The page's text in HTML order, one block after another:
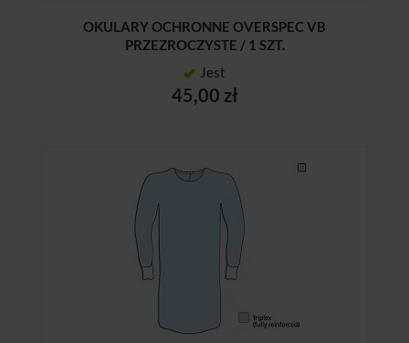
OKULARY OCHRONNE OVERSPEC VB
PRZEZROCZYSTE / 1 SZT.
Jest
45,00 zł